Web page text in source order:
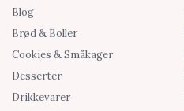
Blog
Brød & Boller
Cookies & Småkager
Desserter
Drikkevarer